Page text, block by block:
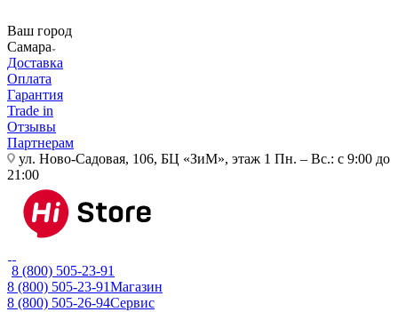
Ваш город
Самара
Доставка
Оплата
Гарантия
Trade in
Отзывы
Партнерам
ул. Ново-Садовая, 106, БЦ «ЗиМ», этаж 1 Пн. – Вс.: с 9:00 до
21:00
8 (800) 505-23-91
8 (800) 505-23-91Магазин
8 (800) 505-26-94Сервис